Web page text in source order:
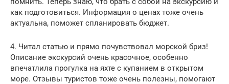
как подготовиться. Информация о ценах тоже очень
актуальна, поможет спланировать бюджет.
4. Читал статью и прямо почувствовал морской бриз!
Описание экскурсий очень красочное, особенно
впечатлила прогулка на яхте с купанием в открытом
море. Отзывы туристов тоже очень полезны, помогают